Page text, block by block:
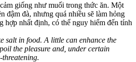
giống như muối trong thức ăn. Một
đậm đà, nhưng quá nhiều sẽ làm hỏng
hợp nhất định, có thể nguy hiểm đến tính
salt in food. A little can enhance the
the pleasure and, under certain
threatening.